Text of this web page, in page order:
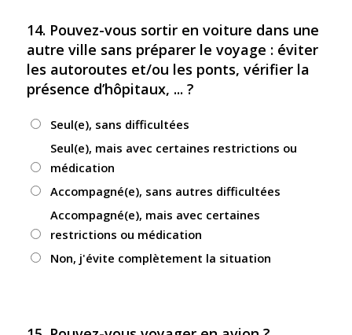
14. Pouvez-vous sortir en voiture dans une
autre ville sans préparer le voyage : éviter
les autoroutes et/ou les ponts, vérifier la
présence d’hôpitaux, ... ?
Seul(e), sans difficultées
Seul(e), mais avec certaines restrictions ou
médication
Accompagné(e), sans autres difficultées
Accompagné(e), mais avec certaines
restrictions ou médication
Non, j'évite complètement la situation